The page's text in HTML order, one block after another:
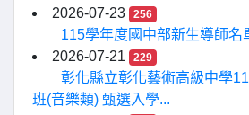
2026-07-23
256
115學年度國中部新生導師名
2026-07-21
229
彰化縣立彰化藝術高級中學
班(音樂類) 甄選入學...